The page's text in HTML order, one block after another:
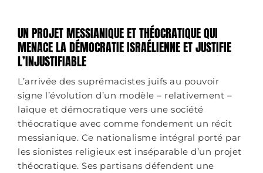
UN PROJET MESSIANIQUE ET THÉOCRATIQUE QUI
MENACE LA DÉMOCRATIE ISRAÉLIENNE ET JUSTIFIE
L’INJUSTIFIABLE
L’arrivée des suprémacistes juifs au pouvoir
signe l’évolution d’un modèle – relativement –
laïque et démocratique vers une société
théocratique avec comme fondement un récit
messianique. Ce nationalisme intégral porté par
les sionistes religieux est inséparable d’un projet
théocratique. Ses partisans défendent une